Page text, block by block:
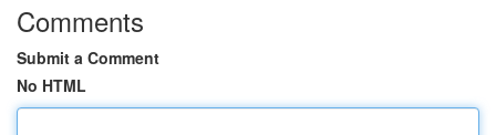
Comments
Submit a Comment
No HTML